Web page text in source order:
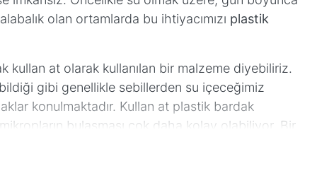
olan ortamlarda bu ihtiyacımızı plastik
kullan at olarak kullanılan bir malzeme diyebiliriz.
gibi genellikle sebillerden su içeceğimiz
konulmaktadır. Kullan at plastik bardak
bulaşması çok daha kolay olabiliyor. Bir
istenmeyebilir. İşte burada devreye pet